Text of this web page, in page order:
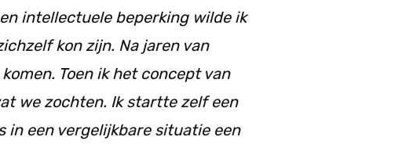
intellectuele beperking wilde ik
kon zijn. Na jaren van
Toen ik het concept van
we zochten. Ik startte zelf een
in een vergelijkbare situatie een